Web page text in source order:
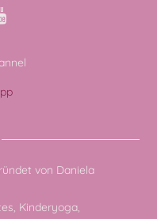
von Daniela
Kinderyoga,